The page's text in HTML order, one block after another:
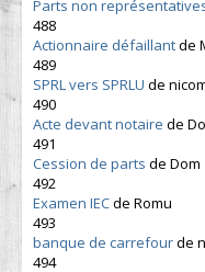
Parts non
488
Actionnaire défaillantde
489
SPRL vers SPRLU de
490
Acte devant notaire de
491
Cession de parts de Dom
492
Examen IECde Romu
493
banque de carrefourde
494